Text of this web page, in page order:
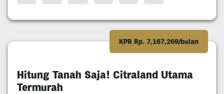
KPR Rp. 7,167,269/bulan
Hitung Tanah Saja! Citraland Utama
Termurah